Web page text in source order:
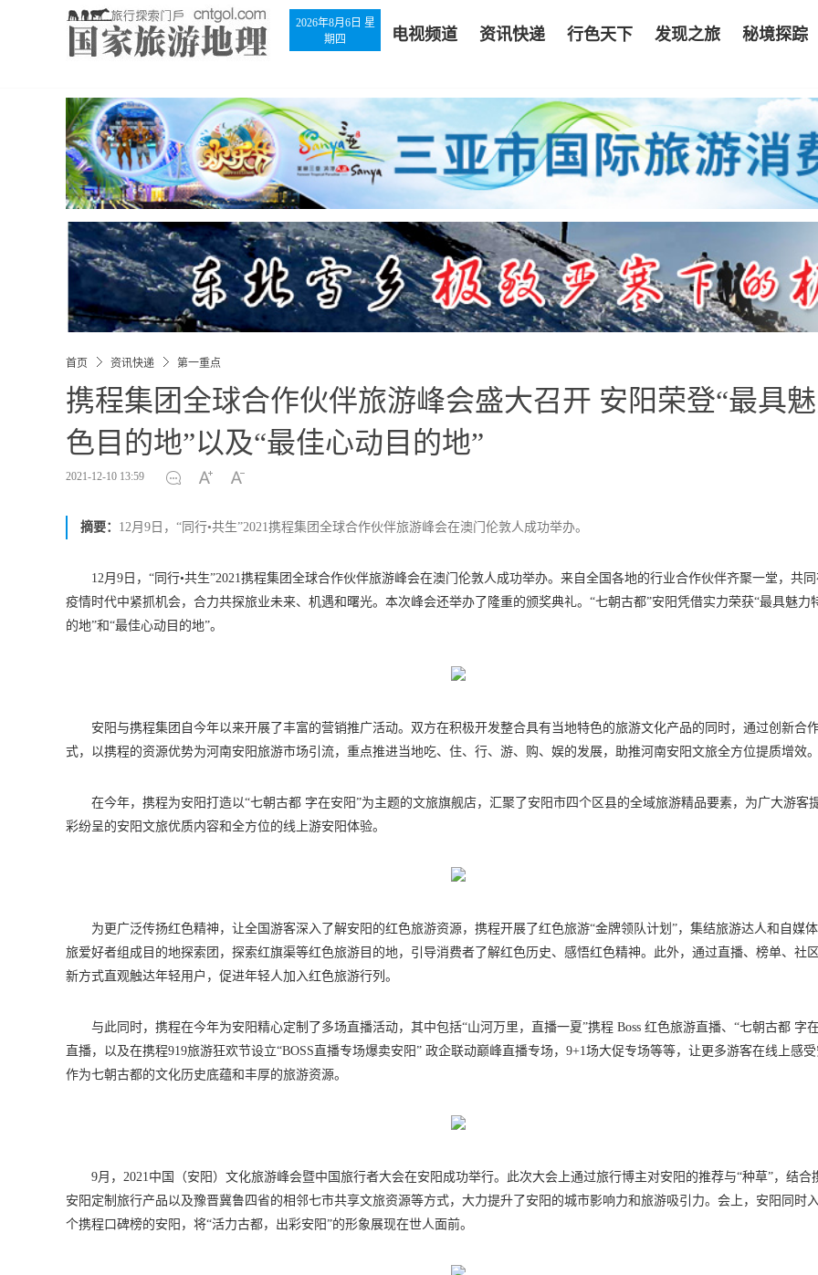
2026年8月6日 星
期四
电视频道 资讯快递 行色天下 发现之旅 秘境探踪
首页 资讯快递 第一重点
携程集团全球合作伙伴旅游峰会盛大召开 安阳荣登“最具
色目的地”以及“最佳心动目的地”
2021-12-10 13:59
摘要： 12月9日，“同行•共生”2021携程集团全球合作伙伴旅游峰会在澳门伦敦人成功举办。
12月9日，“同行•共生”2021携程集团全球合作伙伴旅游峰会在澳门伦敦人成功举办。来自全国各地的行业合作伙伴齐聚一堂，共
疫情时代中紧抓机会，合力共探旅业未来、机遇和曙光。本次峰会还举办了隆重的颁奖典礼。“七朝古都”安阳凭借实力荣获“最具魅力
的地”和“最佳心动目的地”。
安阳与携程集团自今年以来开展了丰富的营销推广活动。双方在积极开发整合具有当地特色的旅游文化产品的同时，通过创新合
式，以携程的资源优势为河南安阳旅游市场引流，重点推进当地吃、住、行、游、购、娱的发展，助推河南安阳文旅全方位提质增效
在今年，携程为安阳打造以“七朝古都 字在安阳”为主题的文旅旗舰店，汇聚了安阳市四个区县的全域旅游精品要素，为广大游客
彩纷呈的安阳文旅优质内容和全方位的线上游安阳体验。
为更广泛传扬红色精神，让全国游客深入了解安阳的红色旅游资源，携程开展了红色旅游“金牌领队计划”，集结旅游达人和自媒
旅爱好者组成目的地探索团，探索红旗渠等红色旅游目的地，引导消费者了解红色历史、感悟红色精神。此外，通过直播、榜单、社
新方式直观触达年轻用户，促进年轻人加入红色旅游行列。
与此同时，携程在今年为安阳精心定制了多场直播活动，其中包括“山河万里，直播一夏”携程 Boss 红色旅游直播、“七朝古都 字
直播，以及在携程919旅游狂欢节设立“BOSS直播专场爆卖安阳” 政企联动巅峰直播专场，9+1场大促专场等等，让更多游客在线上感
作为七朝古都的文化历史底蕴和丰厚的旅游资源。
9月，2021中国（安阳）文化旅游峰会暨中国旅行者大会在安阳成功举行。此次大会上通过旅行博主对安阳的推荐与“种草”，结合
安阳定制旅行产品以及豫晋冀鲁四省的相邻七市共享文旅资源等方式，大力提升了安阳的城市影响力和旅游吸引力。会上，安阳同时
个携程口碑榜的安阳，将“活力古都，出彩安阳”的形象展现在世人面前。